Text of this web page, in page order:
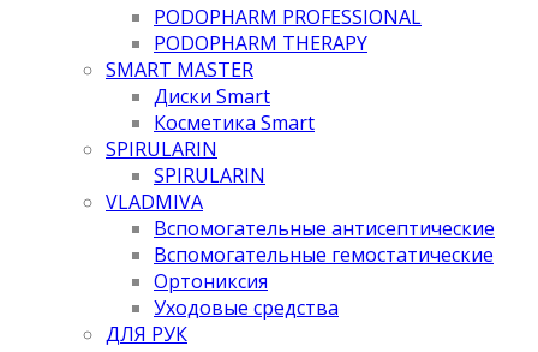
PODOPHARM PROFESSIONAL
PODOPHARM THERAPY
SMART MASTER
Диски Smart
Косметика Smart
SPIRULARIN
SPIRULARIN
VLADMIVA
Вспомогательные антисептические
Вспомогательные гемостатические
Ортониксия
Уходовые средства
ДЛЯ РУК